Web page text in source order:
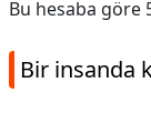
Bu hesaba göre
Bir insanda